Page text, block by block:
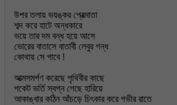
উপর তলায় ভয়ঙ্কর প্রেত্মাতা
শব্দ করে হাটে অন্ধকারে
ভয়ে তার দম বন্ধ হয়ে আসে
ভোরের বাতাসে বাতাবী লেবুর গন্ধ
কোথায় সে পাবে !
আত্মসমর্পণ করেছে পৃথিবীর কাছে
পকেট ভর্তি স্বপ্ন গেছে হারিয়ে
আকাঙ্খার কঠিন আঁচড়ে চিৎকার করে গভীর রাতে